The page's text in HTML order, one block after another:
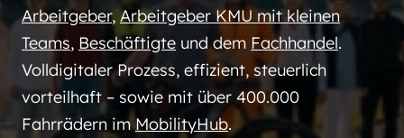
Arbeitgeber, Arbeitgeber KMU mit kleinen
Teams, Beschäftigte und dem Fachhandel.
Volldigitaler Prozess, effizient, steuerlich
vorteilhaft – sowie mit über 400.000
Fahrrädern imMobilityHub.